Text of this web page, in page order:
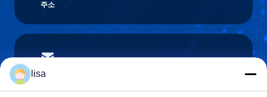
주소
이메일
lisa